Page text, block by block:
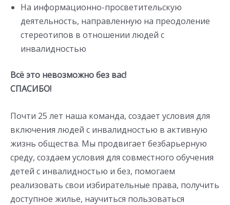
На информационно-просветительскую
деятельность, направленную на преодоление
стереотипов в отношении людей с
инвалидностью
Всё это невозможно без вас!
СПАСИБО!
Почти 25 лет наша команда, создает условия для
включения людей с инвалидностью в активную
жизнь общества. Мы продвигает безбарьерную
среду, создаем условия для совместного обучения
детей с инвалидностью и без, помогаем
реализовать свои избирательные права, получить
доступное жилье, научиться пользоваться